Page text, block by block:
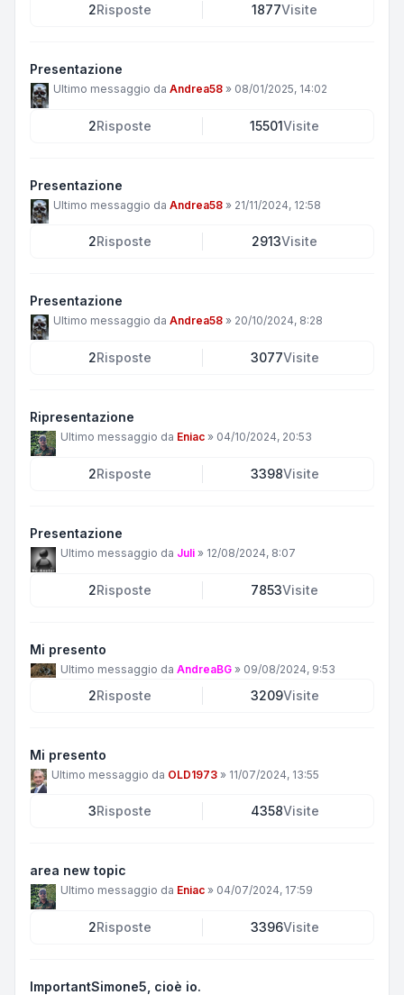
2Risposte 1877Visite
Presentazione
Ultimo messaggio da Andrea58 » 08/01/2025, 14:02
2Risposte 15501Visite
Presentazione
Ultimo messaggio da Andrea58 » 21/11/2024, 12:58
2Risposte 2913Visite
Presentazione
Ultimo messaggio da Andrea58 » 20/10/2024, 8:28
2Risposte 3077Visite
Ripresentazione
Ultimo messaggio da Eniac » 04/10/2024, 20:53
2Risposte 3398Visite
Presentazione
Ultimo messaggio da Juli » 12/08/2024, 8:07
2Risposte 7853Visite
Mi presento
Ultimo messaggio da AndreaBG » 09/08/2024, 9:53
2Risposte 3209Visite
Mi presento
Ultimo messaggio da OLD1973 » 11/07/2024, 13:55
3Risposte 4358Visite
area new topic
Ultimo messaggio da Eniac » 04/07/2024, 17:59
2Risposte 3396Visite
ImportantSimone5, cioè io.